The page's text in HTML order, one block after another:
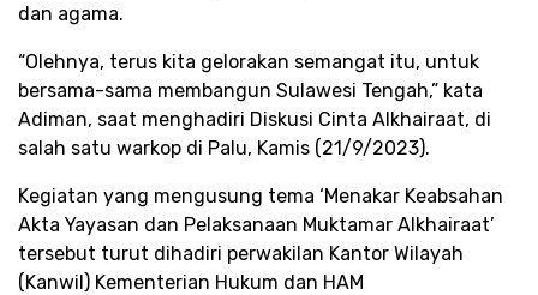
dan agama.
“Olehnya, terus kita gelorakan semangat itu, untuk
bersama-sama membangun Sulawesi Tengah,” kata
Adiman, saat menghadiri Diskusi Cinta Alkhairaat, di
salah satu warkop di Palu, Kamis (21/9/2023).
Kegiatan yang mengusung tema ‘Menakar Keabsahan
Akta Yayasan dan Pelaksanaan Muktamar Alkhairaat’
tersebut turut dihadiri perwakilan Kantor Wilayah
(Kanwil) Kementerian Hukum dan HAM